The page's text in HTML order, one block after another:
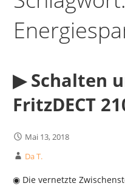
▶︎ Schalten
FritzDECT
Mai 13, 2018
Da T.
◉ Die vernetzte